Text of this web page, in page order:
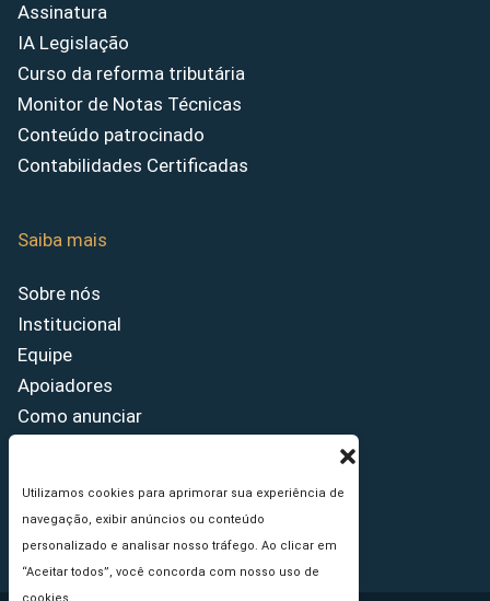
Utilizamos cookies para aprimorar sua experiência de
navegação, exibir anúncios ou conteúdo
personalizado e analisar nosso tráfego. Ao clicar em
“Aceitar todos”, você concorda com nosso uso de
Assinatura
IA Legislação
Curso da reforma tributária
Monitor de Notas Técnicas
Conteúdo patrocinado
Contabilidades Certificadas
Saiba mais
Sobre nós
Institucional
Equipe
Apoiadores
Como anunciar
Princípios Editoriais